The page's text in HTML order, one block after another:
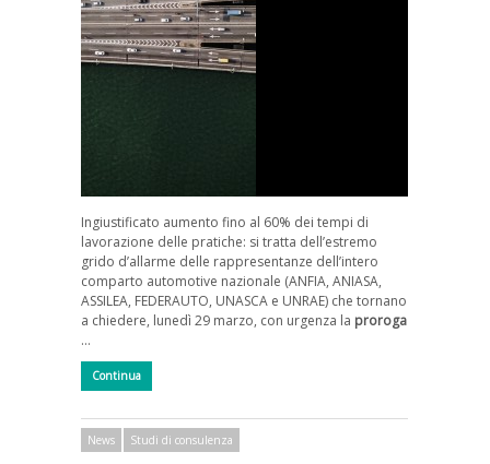
Ingiustificato aumento fino al 60% dei tempi di
lavorazione delle pratiche: si tratta dell’estremo
grido d’allarme delle rappresentanze dell’intero
comparto automotive nazionale (ANFIA, ANIASA,
ASSILEA, FEDERAUTO, UNASCA e UNRAE) che tornano
a chiedere, lunedì 29 marzo, con urgenza la proroga
…
Continua
News Studi di consulenza